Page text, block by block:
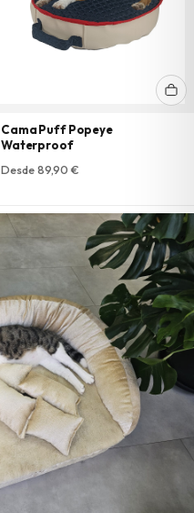
Cama Puff Popeye
Waterproof
Desde 89,90 €